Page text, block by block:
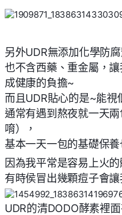
另外UDR無添加化學防
也不含西藥、重金屬，
成健康的負擔~
而且UDR貼心的是~能
通常有遇到熬夜就一天
唷），
基本一天一包的基礎保養
因為我平常是容易上火
有時侯冒出幾顆痘子會
UDR的清DODO酵素裡